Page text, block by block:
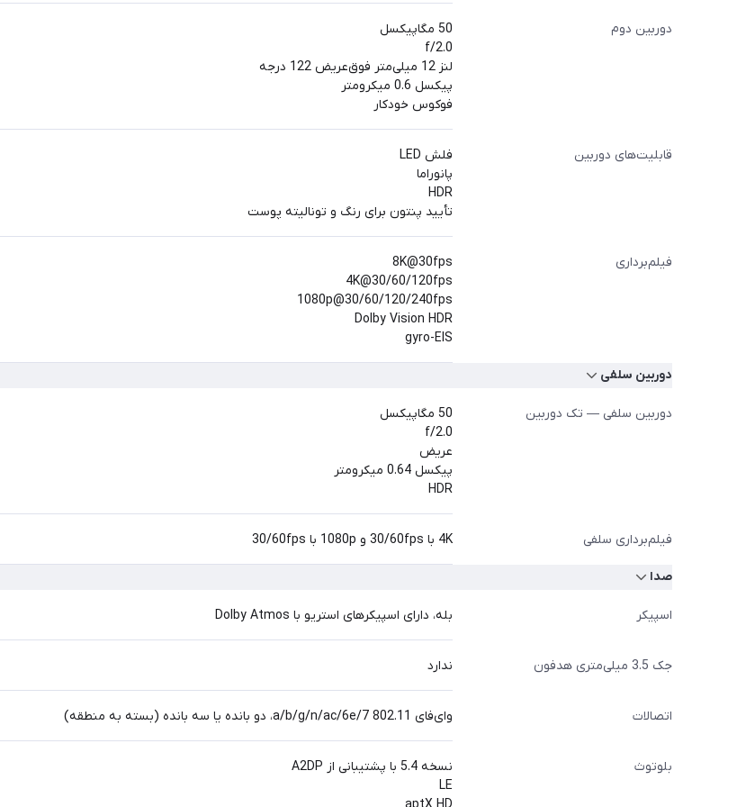
دوربین دوم
50 مگاپیکسل
f/2.0
لنز 12 میلی‌متر فوق‌عریض 122 درجه
پیکسل 0.6 میکرومتر
فوکوس خودکار
قابلیت‌های دوربین
فلش LED
پانوراما
HDR
تأیید پنتون برای رنگ و تونالیته پوست
فیلم‌برداری
8K@30fps
4K@30/60/120fps
1080p@30/60/120/240fps
Dolby Vision HDR
gyro-EIS
دوربین سلفی
دوربین سلفی — تک دوربین
50 مگاپیکسل
f/2.0
عریض
پیکسل 0.64 میکرومتر
HDR
فیلم‌برداری سلفی 4K با 30/60fps و 1080p با 30/60fps
صدا
اسپیکر بله، دارای اسپیکرهای استریو با Dolby Atmos
جک 3.5 میلی‌متری هدفون ندارد
اتصالات وای‌فای 802.11 a/b/g/n/ac/6e/7، دو بانده یا سه بانده (بسته به منطقه)
بلوتوث
نسخه 5.4 با پشتیبانی از A2DP
LE